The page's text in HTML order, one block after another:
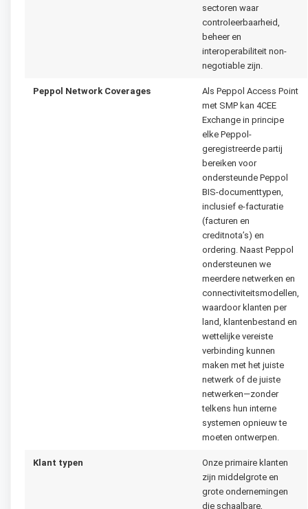
sectoren waar
controleerbaarheid,
beheer en
interoperabiliteit non-
negotiable zijn.
Peppol Network Coverages
Als Peppol Access Point
met SMP kan 4CEE
Exchange in principe
elke Peppol-
geregistreerde partij
bereiken voor
ondersteunde Peppol
BIS-documenttypen,
inclusief e-facturatie
(facturen en
creditnota’s) en
ordering. Naast Peppol
ondersteunen we
meerdere netwerken en
connectiviteitsmodellen,
waardoor klanten per
land, klantenbestand en
wettelijke vereiste
verbinding kunnen
maken met het juiste
netwerk of de juiste
netwerken—zonder
telkens hun interne
systemen opnieuw te
moeten ontwerpen.
Klant typen
Onze primaire klanten
zijn middelgrote en
grote ondernemingen
die schaalbare,